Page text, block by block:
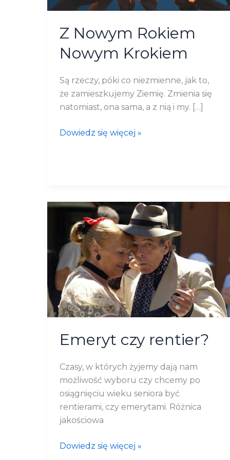
Z Nowym Rokiem
Nowym Krokiem
Są rzeczy, póki co niezmienne, jak to,
że zamieszkujemy Ziemię. Zmienia się
natomiast, ona sama, a z nią i my. […]
Dowiedz się więcej »
Emeryt czy rentier?
Czasy, w których żyjemy dają nam
możliwość wyboru czy chcemy po
osiągnięciu wieku seniora być
rentierami, czy emerytami. Różnica
jakościowa
Emeryt
rentier?
Dowiedz się więcej »